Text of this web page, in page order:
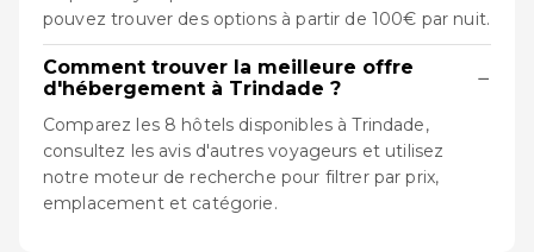
pouvez trouver des options à partir de 100€ par nuit.
Comment trouver la meilleure offre
d'hébergement à Trindade ?
−
Comparez les 8 hôtels disponibles à Trindade,
consultez les avis d'autres voyageurs et utilisez
notre moteur de recherche pour filtrer par prix,
emplacement et catégorie.